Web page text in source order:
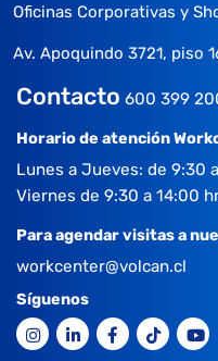
Oficinas Corporativas y
Av. Apoquindo 3721, piso
Contacto 600 399
Horario de atención
Lunes a Jueves: de 9:30
Viernes de 9:30 a 14:00
Para agendar visitas a
workcenter@volcan.cl
Síguenos